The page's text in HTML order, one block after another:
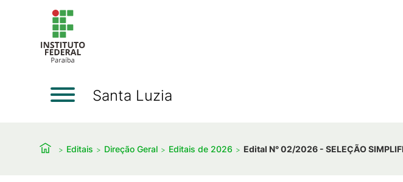
Santa Luzia
Editais Direção Geral Editais de 2026 Edital N° 02/2026 - SELEÇÃO